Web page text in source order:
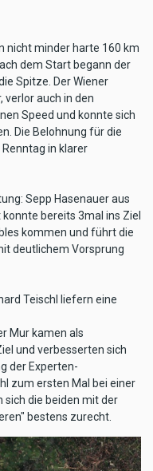
nicht minder harte 160 km
dem Start begann der
Spitze. Der Wiener
verlor auch in den
Speed und konnte sich
Die Belohnung für die
in klarer
Sepp Hasenauer aus
bereits 3mal ins Ziel
kommen und führt die
deutlichem Vorsprung
Teischl liefern eine
Mur kamen als
und verbesserten sich
der Experten-
zum ersten Mal bei einer
sich die beiden mit der
bestens zurecht.